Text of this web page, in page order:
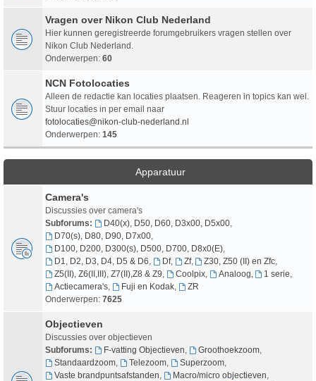
Vragen over Nikon Club Nederland
Hier kunnen geregistreerde forumgebruikers vragen stellen over
Nikon Club Nederland.
Onderwerpen: 60
NCN Fotolocaties
Alleen de redactie kan locaties plaatsen. Reageren in topics kan wel.
Stuur locaties in per email naar
fotolocaties@nikon-club-nederland.nl
Onderwerpen: 145
Apparatuur
Camera's
Discussies over camera's
Subforums:
D40(x), D50, D60, D3x00, D5x00,
D70(s), D80, D90, D7x00,
D100, D200, D300(s), D500, D700, D8x0(E),
D1, D2, D3, D4, D5 & D6
Df, Zf, Z30, Z50 (II) en Zfc
Z5(II), Z6(II,III), Z7(II),Z8 & Z9
Coolpix, Analoog 1 serie
Actiecamera's, Fuji en Kodak,
ZR
Onderwerpen: 7625
Objectieven
Discussies over objectieven
Subforums:
F-vatting Objectieven Groothoekzoom,
Standaardzoom, Telezoom, Superzoom,
Vaste brandpuntsafstanden
Macro/micro objectieven